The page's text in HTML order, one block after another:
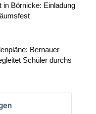
in Börnicke: Einladung
Bernauer
Schüler durchs